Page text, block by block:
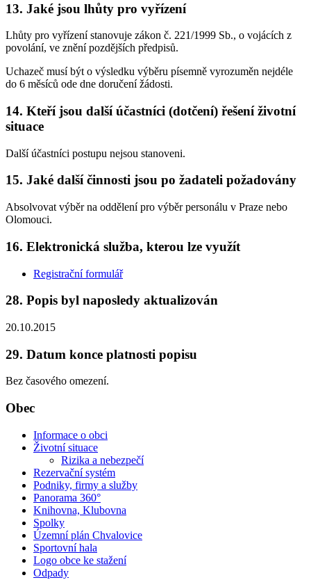
13. Jaké jsou lhůty pro vyřízení
Lhůty pro vyřízení stanovuje zákon č. 221/1999 Sb., o vojácích z
povolání, ve znění pozdějších předpisů.
Uchazeč musí být o výsledku výběru písemně vyrozuměn nejdéle
do 6 měsíců ode dne doručení žádosti.
14. Kteří jsou další účastníci (dotčení) řešení životní
situace
Další účastníci postupu nejsou stanoveni.
15. Jaké další činnosti jsou po žadateli požadovány
Absolvovat výběr na oddělení pro výběr personálu v Praze nebo
Olomouci.
16. Elektronická služba, kterou lze využít
Registrační formulář
28. Popis byl naposledy aktualizován
20.10.2015
29. Datum konce platnosti popisu
Bez časového omezení.
Obec
Informace o obci
Životní situace
Rizika a nebezpečí
Rezervační systém
Podniky, firmy a služby
Panorama 360°
Knihovna, Klubovna
Spolky
Územní plán Chvalovice
Sportovní hala
Logo obce ke stažení
Odpady